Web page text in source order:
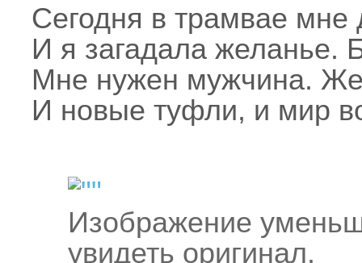
Сегодня в трамвае мне
И я загадала желанье.
Мне нужен мужчина.
И новые туфли, и мир
Изображение
увидеть оригинал.